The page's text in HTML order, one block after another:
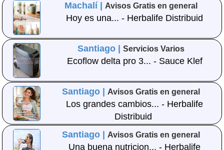
Machalí | Avisos Gratis en general
Hoy es una... - Herbalife Distribuid
Santiago | Servicios Varios
Ecoflow delta pro 3... - Sauce Klef
Santiago | Avisos Gratis en general
Los grandes cambios... - Herbalife
Distribuid
Santiago |
Avisos Gratis en general
Una buena nutricion... - Herbalife